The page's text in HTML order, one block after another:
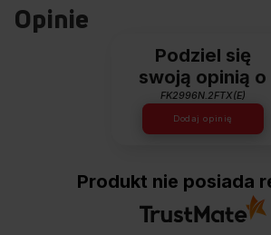
Opinie
Podziel się
swoją opinią o
FK2996N.2FTX(E)
Dodaj opinię
Produkt nie posiada